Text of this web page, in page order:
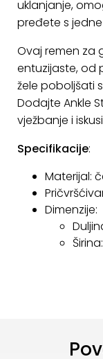
uklanjanje,
pređete s
Ovaj remen za
entuzijaste, od
žele poboljšati
Dodajte Ankle
vježbanje i
Specifikacije:
Materijal:
Dimenzije: